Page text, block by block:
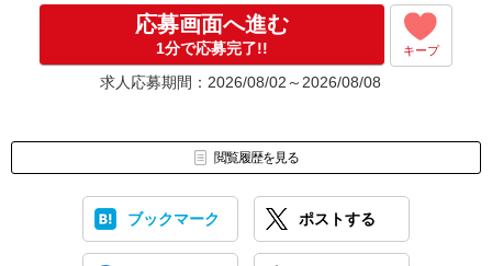
◎入社時期は柔軟に対応可能です。現在別のお仕事で就業中の方も
お気軽にお問い合わせください！
※面接当日の急な発熱や体調不良がある場合は面接日を再設定させ
て頂きますので、無理をせずお気軽にご連絡ください。
応募画面へ進む
1分で応募完了!! キープ
求人応募期間：2026/08/02～2026/08/08
閲覧履歴を見る
ブックマーク ポストする